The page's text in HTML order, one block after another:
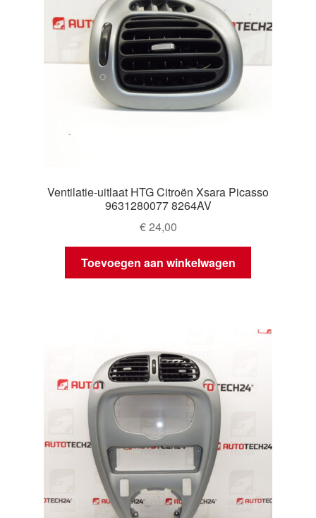
Ventilatie-uitlaat HTG Citroën Xsara Picasso
9631280077 8264AV
€24,00
Toevoegen aan winkelwagen